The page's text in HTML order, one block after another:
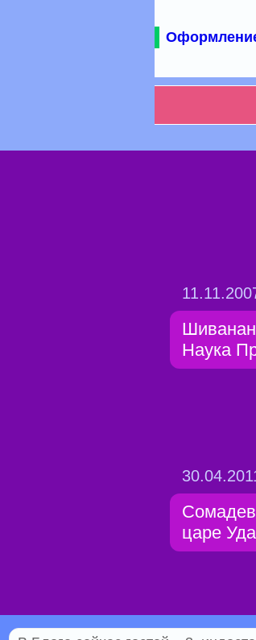
Наука
царе